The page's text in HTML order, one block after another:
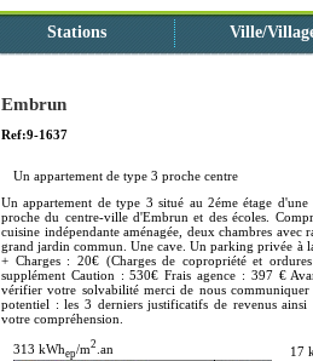
Stations Ville/
Embrun
Ref:9-1637
Un appartement de type 3 proche centre
Un appartement de type 3 situé au 2éme étage
proche du centre-ville d'Embrun et des écoles.
cuisine indépendante aménagée, deux chambres avec
grand jardin commun. Une cave. Un parking privée à
+ Charges : 20€ (Charges de copropriété et
supplément Caution : 530€ Frais agence : 397 €
vérifier votre solvabilité merci de nous
potentiel : les 3 derniers justificatifs de revenus
votre compréhension.
313 kWhep/m2 .an 17